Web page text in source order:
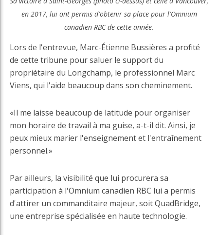
en 2017, lui ont permis d'obtenir sa place pour l'Omnium
canadien RBC de cette année.
Lors de l'entrevue, Marc-Étienne Bussières a profité
de cette tribune pour saluer le support du
propriétaire du Longchamp, le professionnel Marc
Viens, qui l'aide beaucoup dans son cheminement.
«Il me laisse beaucoup de latitude pour organiser
mon horaire de travail à ma guise, a-t-il dit. Ainsi, je
peux mieux marier l'enseignement et l'entraînement
personnel.»
Par ailleurs, la visibilité que lui procurera sa
participation à l'Omnium canadien RBC lui a permis
d'attirer un commanditaire majeur, soit QuadBridge,
une entreprise spécialisée en haute technologie.